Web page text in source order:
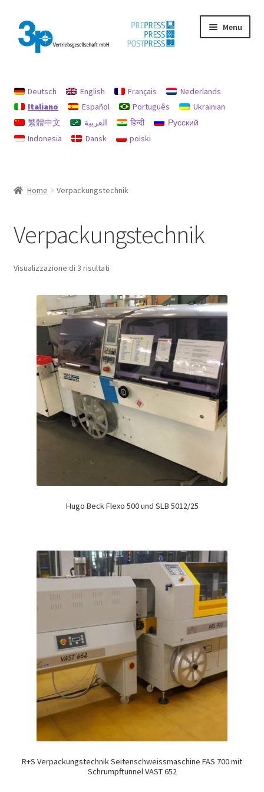
Vai
alla
navigazione
Vai
al
contenuto
Menu
Il mio conto
impronta
Ricerca
Deutsch English Français
Nederlands
Italiano
Español Português
Ukrainian
繁體中文
العربية हिन्दी
Русский
Indonesia
Dansk polski
Home Verpackungstechnik
Verpackungstechnik
Visualizzazione di 3 risultati
Hugo Beck Flexo 500 und SLB 5012/25
R+S Verpackungstechnik Seitenschweissmaschine FAS 700 mit
Schrumpftunnel VAST 652